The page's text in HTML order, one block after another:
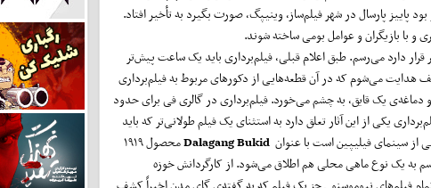
پاییز پارسال در شهر فیلم‌ساز، وینیپگ، صورت بگیرد به تأخیر افتاد.
و با بازیگران و عوامل بومی ساخته شوند.
دارد می‌رسم. طبق اعلام قبلی، فیلم‌برداری باید یک ساعت پیش‌تر
هدایت می‌شوم که در آن قطعه‌هایی از دکورهای مربوط به فیلم‌برداری
دماغه‌ی یک قایق، به چشم می‌خورد. فیلم‌برداری در گالری فی برای حدود
یکی از این آثار تعلق دارد به استثنای یک فیلم طولانی‌تر که باید
از سینمای فیلیپین است با عنوان Dalagang Bukid
محصول ۱۹۱۹
اسم به یک نوع ماهی محلی هم اطلاق می‌شود. از کارگردانش خوزه